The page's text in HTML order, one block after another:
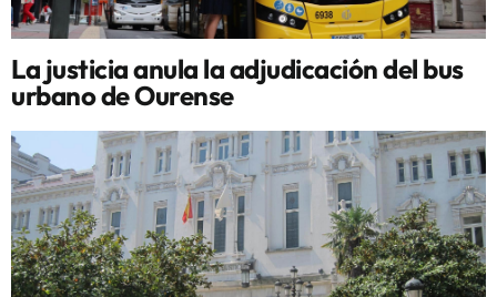
La justicia anula la adjudicación del bus
urbano de Ourense